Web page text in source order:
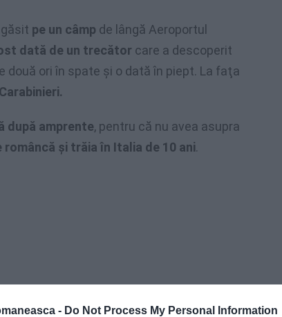
- Do Not Process My Personal Information
pe un câmp de lângă Aeroportul
dată de un trecător care a descoperit
două ori în spate şi o dată în piept. La faţa
amprente, pentru că nu avea asupra
româncă şi trăia în Italia de 10 ani.